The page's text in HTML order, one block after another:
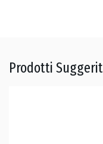
Prodotti